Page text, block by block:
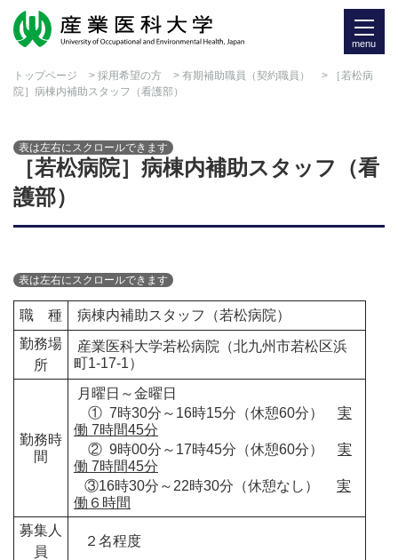
menu
トップページ > 採用希望の方 > 有期補助職員（契約職員）
> ［若松病
院］病棟内補助スタッフ（看護部）
［若松病院］病棟内補助スタッフ（看
護部）
職 種
病棟内補助スタッフ（若松病院）
勤務場
所
産業医科大学若松病院（北九州市若松区浜
町1-17-1）
勤務時
間
月曜日～金曜日
① 7時30分～16時15分（休憩60分） 実
働 7時間45分
② 9時00分～17時45分（休憩60分） 実
働 7時間45分
③16時30分～22時30分（休憩なし） 実
働６時間
募集人
員
２名程度